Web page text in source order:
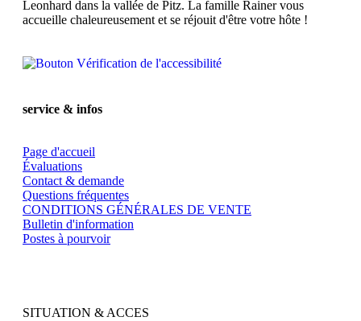
Leonhard dans la vallée de Pitz. La famille Rainer vous
accueille chaleureusement et se réjouit d'être votre hôte !
service & infos
Page d'accueil
Évaluations
Contact & demande
Questions fréquentes
CONDITIONS GÉNÉRALES DE VENTE
Bulletin d'information
Postes à pourvoir
SITUATION & ACCES